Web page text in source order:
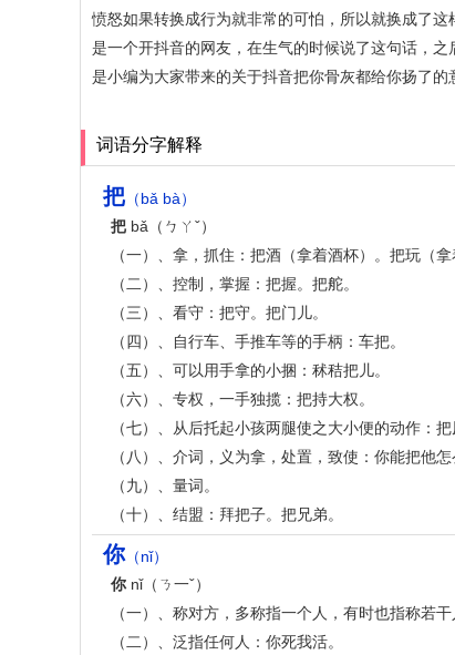
愤怒如果转换成行为就非常的可怕，所以就换成了
是一个开抖音的网友，在生气的时候说了这句话，
是小编为大家带来的关于抖音把你骨灰都给你扬了的
词语分字解释
把 （bǎ bà）
把 bǎ（ㄅㄚˇ）
（一）、拿，抓住：把酒（拿着酒杯）。把玩（拿
（二）、控制，掌握：把握。把舵。
（三）、看守：把守。把门儿。
（四）、自行车、手推车等的手柄：车把。
（五）、可以用手拿的小捆：秫秸把儿。
（六）、专权，一手独揽：把持大权。
（七）、从后托起小孩两腿使之大小便的动作：把
（八）、介词，义为拿，处置，致使：你能把他怎
（九）、量词。
（十）、结盟：拜把子。把兄弟。
你（nǐ）
你nǐ（ㄋ一ˇ）
（一）、称对方，多称指一个人，有时也指称若干
（二）、泛指任何人：你死我活。